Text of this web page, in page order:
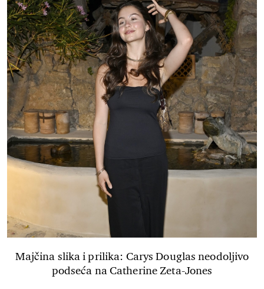
Majčina slika i prilika: Carys Douglas neodoljivo
podseća na Catherine Zeta-Jones